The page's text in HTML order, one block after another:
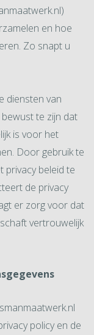
en hoe
Zo snapt u
diensten van
te zijn dat
is voor het
Door gebruik te
privacy beleid te
de privacy
er zorg voor dat
vertrouwelijk
policy en de